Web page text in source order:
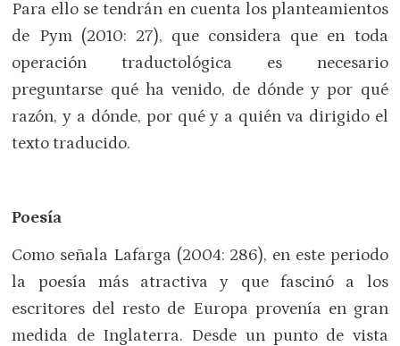
Para ello se tendrán en cuenta los planteamientos
de Pym (2010: 27), que considera que en toda
operación traductológica es necesario
preguntarse qué ha venido, de dónde y por qué
razón, y a dónde, por qué y a quién va dirigido el
texto traducido.
Poesía
Como señala Lafarga (2004: 286), en este periodo
la poesía más atractiva y que fascinó a los
escritores del resto de Europa provenía en gran
medida de Inglaterra. Desde un punto de vista